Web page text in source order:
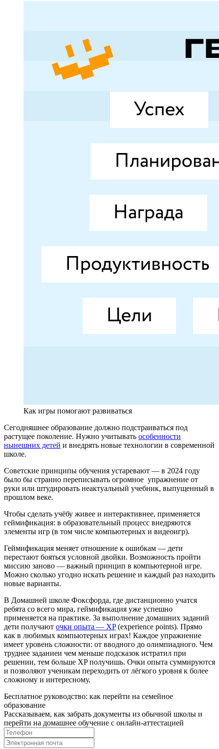
Как игры помогают развиваться
Сегодняшнее образование должно подстраиваться под
растущее поколение. Нужно учитывать особенности
нынешних детей и внедрять новые технологии в современной
школе.
Советские принципы обучения устаревают — в 2024 году
было бы странно переписывать огромное упражнение от
руки или штудировать неактуальный учебник, выпущенный в
прошлом веке.
Чтобы сделать учёбу живее и интерактивнее, применяется
геймификация: в образовательный процесс внедряются
элементы игр (в том числе компьютерных и видеоигр).
Геймификация меняет отношение к ошибкам — дети
перестают бояться условной двойки. Возможность пройти
миссию заново — важный принцип в компьютерной игре.
Можно сколько угодно искать решение и каждый раз находить
новые варианты.
В Домашней школе Фоксфорда, где дистанционно учатся
ребята со всего мира, геймификация уже успешно
применяется на практике. За выполнение домашних заданий
дети получают очки опыта — XP(experience points). Прямо
как в любимых компьютерных играх! Каждое упражнение
имеет уровень сложности: от вводного до олимпиадного. Чем
труднее заданиеи чем меньше подсказок истратил при
решении, тем больше XP получишь. Очки опыта суммируются
и позволяют ученикам переходить от лёгкого уровня к более
сложному и интересному.
Бесплатное руководство: как перейти на семейное
образование
Рассказываем, как забрать документы из обычной школы и
перейти на домашнее обучение с онлайн‑аттестацией